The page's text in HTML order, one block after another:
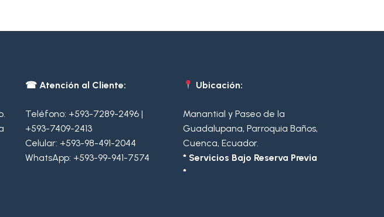
☎ Atención al Cliente:
Teléfono: +593-7289-2496|
+593-7409-2413
Celular: +593-98-491-2044
WhatsApp: +593-99-941-7574
Ubicación:
Manantial y Paseo de la
Guadalupana, Parroquia Baños,
Cuenca, Ecuador.
* Servicios Bajo Reserva Previa
*